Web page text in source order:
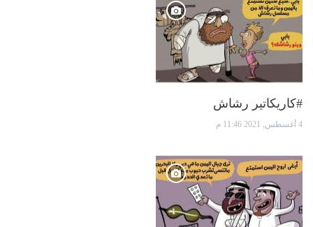
#كاريكاتير رشاش
4 أغسطس, 2021 11:46 م